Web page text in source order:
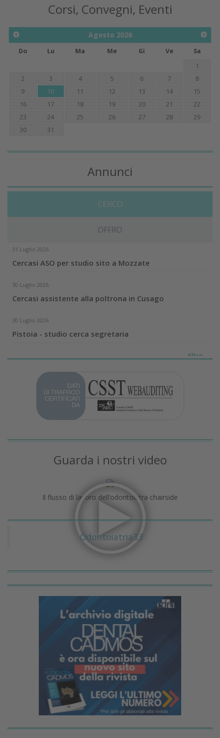
Corsi, Convegni, Eventi
Agosto 2026
Do Lu Ma Me Gi Ve
Sa
1
2
3 4 5 6 7
8
9
10 11 12 13 14
15
16
17 18 19 20 21
22
23
24 25 26 27 28
29
30
31
Annunci
CERCO
OFFRO
31 Luglio 2026
Cercasi ASO per studio sito a Mozzate
30 Luglio 2026
Cercasi assistente alla poltrona in Cusago
30 Luglio 2026
Pistoia - studio cerca segretaria
Altro...
Guarda i nostri video
Il flusso di lavoro dell’odontoiatra chairside
Odontoiatria33